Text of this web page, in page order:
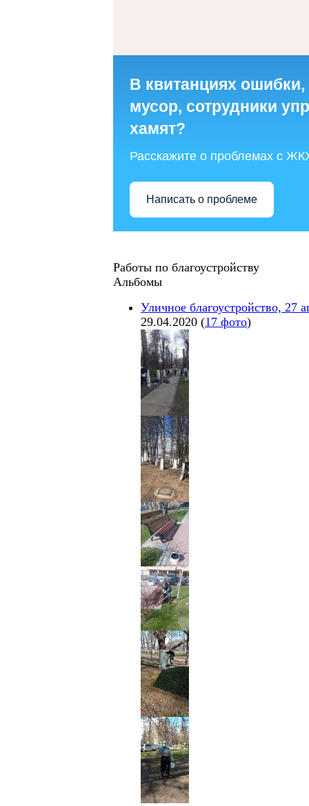
В квитанциях
мусор, сотрудники
хамят?
Расскажите о проблемах с
Написать о проблеме
Работы по благоустройству
Альбомы
Уличное благоустройство, 27
29.04.2020 (17 фото)